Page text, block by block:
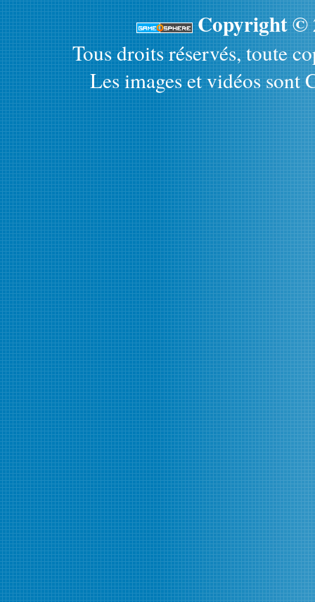
Copyright ©
Tous droits réservés, toute
Les images et vidéos